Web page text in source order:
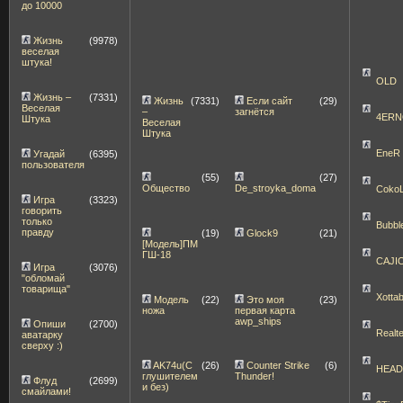
до 10000
Жизнь
веселая
штука!
(9978)
Жизнь –
Веселая
Штука
(7331)
Угадай
пользователя
(6395)
Игра
говорить
только
правду
(3323)
Игра
"обломай
товарища"
(3076)
Опиши
аватарку
сверху :)
(2700)
Флуд
смайлами!
(2699)
Жизнь
–
Веселая
Штука
(7331)
Если сайт
загнётся
(29)
Общество
(55)
De_stroyka_doma
(27)
[Модель]ПМ
ГШ-18
(19) Glock9 (21)
Модель
ножа
(22)
Это моя
первая карта
awp_ships
(23)
AK74u(С
глушителем
и без)
(26)
Counter Strike
Thunder!
(6)
OLD
EneR